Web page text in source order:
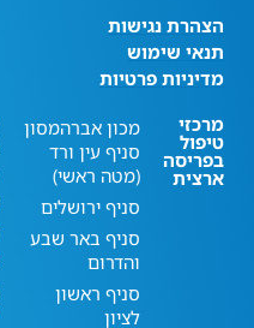
הצהרת נגישות
תנאי שימוש
מדיניות פרטיות
מרכזי
טיפול
בפריסה
ארצית
מכון אברהמסון
סניף עין ורד
(מטה ראשי)
סניף ירושלים
סניף באר שבע
והדרום
סניף ראשון
לציון